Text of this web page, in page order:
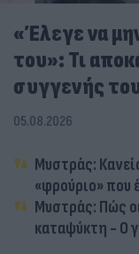
«Έλεγε να
του»: Τι
συγγενής
05.08.2026
Μυστράς:
«φρούριο» που
Μυστράς: Πώς
καταψύκτη - Ο